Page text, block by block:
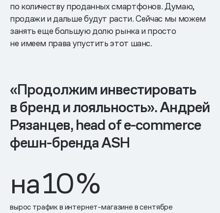
по количеству проданных смартфонов. Думаю,
продажи и дальше будут расти. Сейчас мы можем
занять еще большую долю рынка и просто
не имеем права упустить этот шанс.
«Продолжим инвестировать
в бренд и лояльность». Андрей
Рязанцев, head of e-commerce
фешн-бренда ASH
на10%
вырос трафик в интернет-магазине в сентябре